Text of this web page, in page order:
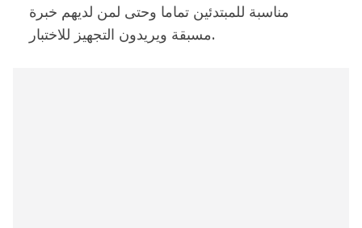
مناسبة للمبتدئين تماما وحتى لمن لديهم خبرة
مسبقة ويريدون التجهيز للاختبار.